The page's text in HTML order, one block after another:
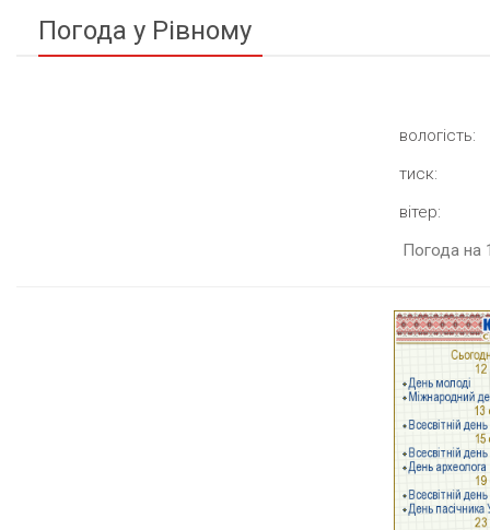
Погода у Рівному
вологість:
тиск:
вітер:
Погода на